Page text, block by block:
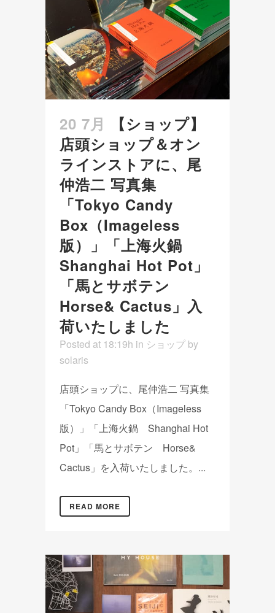
20 7月
【ショップ】
店頭ショップ＆オン
ラインストアに、尾
仲浩二 写真集
「Tokyo Candy
Box（Imageless
版）」「上海火鍋
Shanghai Hot Pot」
「馬とサボテン
Horse& Cactus」入
荷いたしました
Posted at 18:19h in ショップ by
solaris
店頭ショップに、尾仲浩二 写真集
「Tokyo Candy Box（Imageless
版）」「上海火鍋 Shanghai Hot
Pot」「馬とサボテン Horse&
Cactus」を入荷いたしました。...
READ MORE